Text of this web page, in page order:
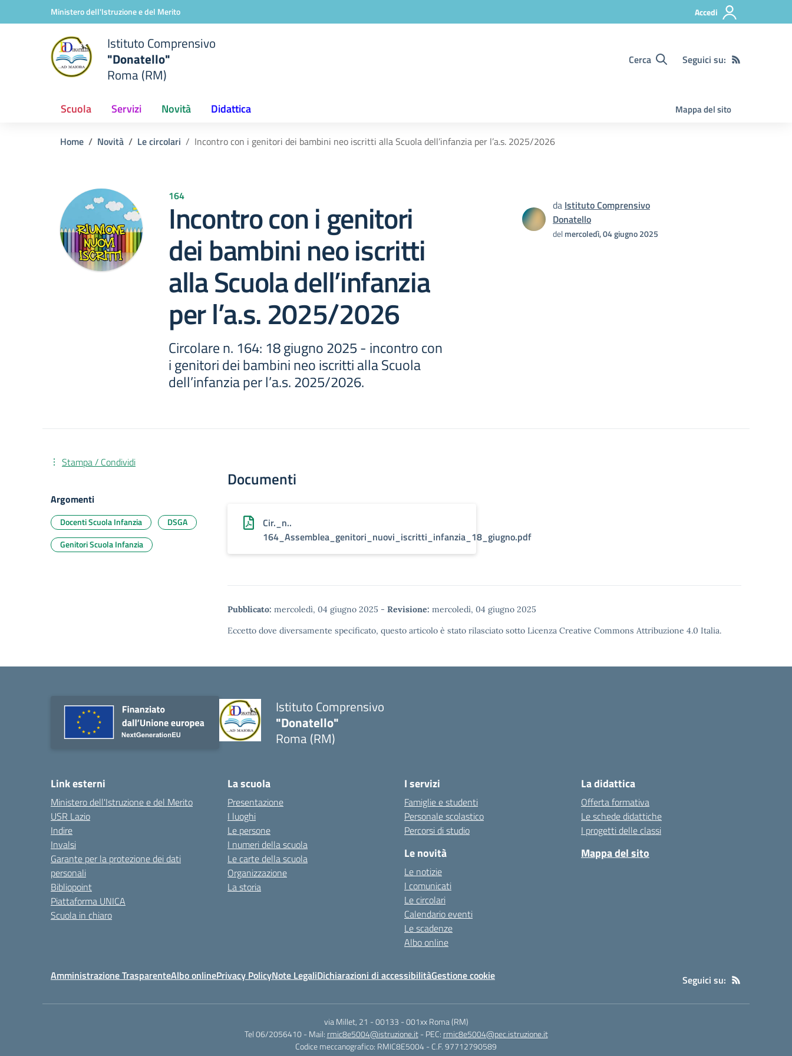
Vai ai contenuti
Vai al menu di navigazioneMinistero dell'Istruzione e del Merito Accedi
Istituto Comprensivo
"Donatello"
Roma (RM)
Cerca Seguici su:
Scuola Servizi Novità Didattica Mappa del sito
Home Novità Le circolari Incontro con i genitori dei bambini neo iscritti alla Scuola dell’infanzia per l’a.s. 2025/2026
164
Incontro con i genitori
dei bambini neo iscritti
alla Scuola dell’infanzia
per l’a.s. 2025/2026
Circolare n. 164: 18 giugno 2025 - incontro con
i genitori dei bambini neo iscritti alla Scuola
dell’infanzia per l’a.s. 2025/2026.
da Istituto Comprensivo
Donatello
delmercoledì, 04 giugno 2025
Documenti
Cir._n..
164_Assemblea_genitori_nuovi_iscritti_infanzia_18_giugno.pdf
Pubblicato: mercoledì, 04 giugno 2025 - Revisione: mercoledì, 04 giugno 2025
Eccetto dove diversamente specificato, questo articolo è stato rilasciato sotto Licenza Creative Commons Attribuzione 4.0 Italia.
Stampa / Condividi
Argomenti
Docenti Scuola Infanzia
DSGA
Genitori Scuola Infanzia
Istituto Comprensivo
"Donatello"
Roma (RM)
Link esterni
Ministero dell'Istruzione e del Merito
USR Lazio
Indire
Invalsi
Garante per la protezione dei dati
personali
Bibliopoint
Piattaforma UNICA
Scuola in chiaro
La scuola
Presentazione
I luoghi
Le persone
I numeri della scuola
Le carte della scuola
Organizzazione
La storia
I servizi
Famiglie e studenti
Personale scolastico
Percorsi di studio
Le novità
Le notizie
I comunicati
Le circolari
Calendario eventi
Le scadenze
Albo online
La didattica
Offerta formativa
Le schede didattiche
I progetti delle classi
Mappa del sito
Amministrazione TrasparenteAlbo onlinePrivacy PolicyNote LegaliDichiarazioni di accessibilitàGestione cookie Seguici su:
via Millet, 21 - 00133 -001xx Roma (RM)
Tel 06/2056410 - Mail: rmic8e5004@istruzione.it - PEC: rmic8e5004@pec.istruzione.it
Codice meccanografico: RMIC8E5004- C.F. 97712790589